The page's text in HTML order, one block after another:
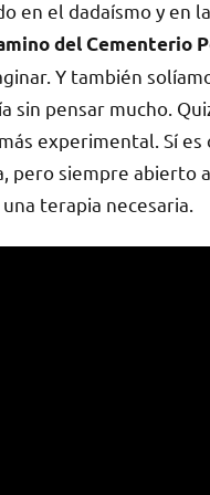
en el dadaísmo y en
del Cementerio
Y también
sin pensar mucho.
experimental. Sí
pero siempre abierto
terapia necesaria.